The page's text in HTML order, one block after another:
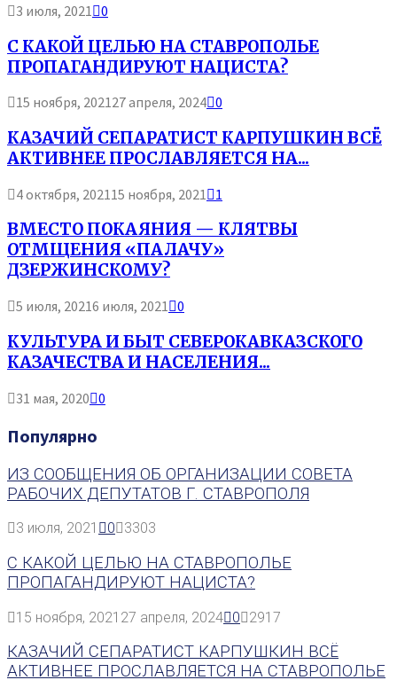
3 июля, 2021 0
С КАКОЙ ЦЕЛЬЮ НА СТАВРОПОЛЬЕ
ПРОПАГАНДИРУЮТ НАЦИСТА?
15 ноября, 202127 апреля, 2024 0
КАЗАЧИЙ СЕПАРАТИСТ КАРПУШКИН ВСЁ
АКТИВНЕЕ ПРОСЛАВЛЯЕТСЯ НА...
4 октября, 2021 15 ноября, 2021 1
ВМЕСТО ПОКАЯНИЯ — КЛЯТВЫ
ОТМЩЕНИЯ «ПАЛАЧУ»
ДЗЕРЖИНСКОМУ?
5 июля, 20216 июля, 2021 0
КУЛЬТУРА И БЫТ СЕВЕРОКАВКАЗСКОГО
КАЗАЧЕСТВА И НАСЕЛЕНИЯ...
31 мая, 2020 0
Популярно
ИЗ СООБЩЕНИЯ ОБ ОРГАНИЗАЦИИ СОВЕТА
РАБОЧИХ ДЕПУТАТОВ Г. СТАВРОПОЛЯ
3 июля, 2021 0 3303
С КАКОЙ ЦЕЛЬЮ НА СТАВРОПОЛЬЕ
ПРОПАГАНДИРУЮТ НАЦИСТА?
15 ноября, 2021 27 апреля, 2024 0 2917
КАЗАЧИЙ СЕПАРАТИСТ КАРПУШКИН ВСЁ
АКТИВНЕЕ ПРОСЛАВЛЯЕТСЯ НА СТАВРОПОЛЬЕ